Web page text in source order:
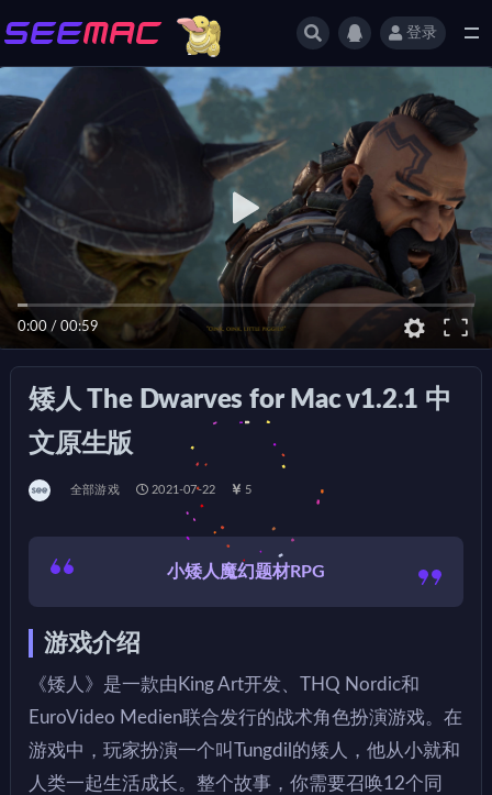
登录
0:00 / 00:59
矮人 The Dwarves for Mac v1.2.1 中
文原生版
全部游戏 2021-07-22 5
小矮人魔幻题材RPG
游戏介绍
《矮人》是一款由King Art开发、THQ Nordic和
EuroVideo Medien联合发行的战术角色扮演游戏。在
游戏中，玩家扮演一个叫Tungdil的矮人，他从小就和
人类一起生活成长。整个故事，你需要召唤12个同